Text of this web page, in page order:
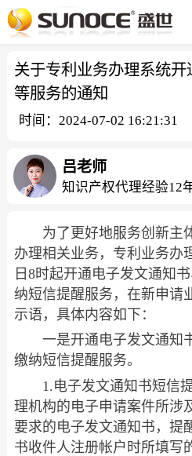
关于专利业务办理系统
等服务的通知
时间：2024-07-02 16:21:31
吕老师
知识产权代理经验12
为了更好地服务创新主
办理相关业务，专利业务办
日8时起开通电子发文通知
纳短信提醒服务，在新申请
示语，具体内容如下：
一是开通电子发文通知
缴纳短信提醒服务。
1.电子发文通知书短信
理机构的电子申请案件所涉
要求的电子发文通知书，提
书收件人注册帐户时所填写